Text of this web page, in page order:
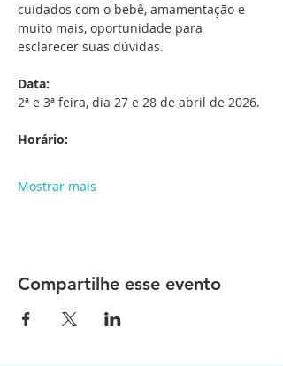
cuidados com o bebê, amamentação e
muito mais, oportunidade para
esclarecer suas dúvidas.
Data:
2ª e 3ª feira, dia 27 e 28 de abril de 2026.
Horário:
Mostrar mais
Compartilhe esse evento